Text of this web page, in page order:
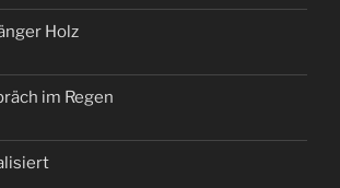
Holz
im Regen